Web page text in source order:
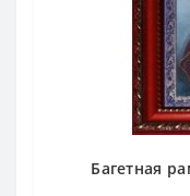
Багетная